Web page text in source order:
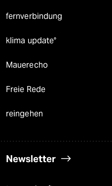
fernverbindung
klima update°
Mauerecho
Freie Rede
reingehen
Newsletter